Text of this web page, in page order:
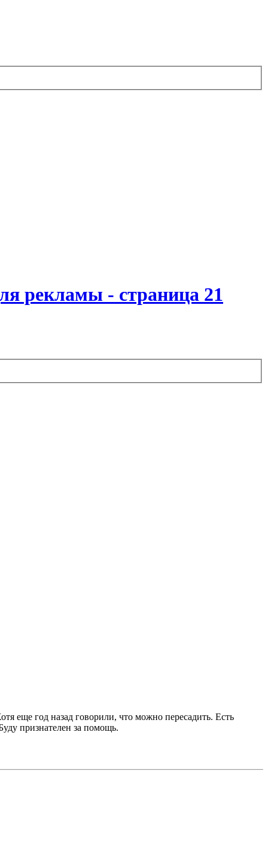
рекламы - страница 21
еще год назад говорили, что можно пересадить. Есть
признателен за помощь.